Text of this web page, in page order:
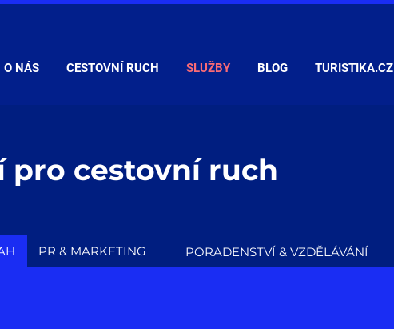
O NÁS CESTOVNÍ RUCH SLUŽBY BLOG TURISTIKA.CZ
pro cestovní ruch
PR & MARKETING PORADENSTVÍ & VZDĚLÁVÁNÍ